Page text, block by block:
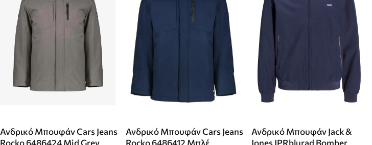
Ανδρικό Μπουφάν Cars Jeans
Rocko 6486424 Mid Grey
Ανδρικό Μπουφάν Cars Jeans
Rocko 6486412 Μπλέ
Ανδρικό Μπουφάν Jack &
Jones JPRblurad Bomber